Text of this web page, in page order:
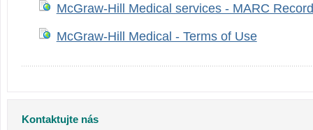
McGraw-Hill Medical services - MARC
McGraw-Hill Medical - Terms of Use
Kontaktujte nás